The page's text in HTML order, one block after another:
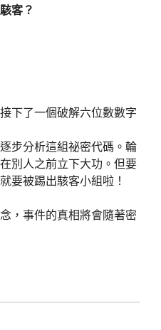
客？
下了一個破解六位數數字
步分析這組祕密代碼。輪
別人之前立下大功。但要
被踢出駭客小組啦！
，事件的真相將會隨著密